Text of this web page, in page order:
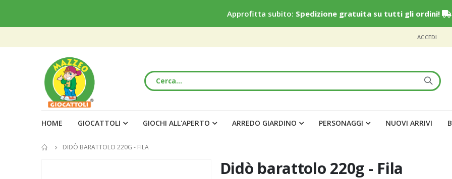
Approfitta subito: Spedizione gratuita su tutti gli ordini!
ACCEDI
HOME GIOCATTOLI GIOCHI ALL'APERTO ARREDO GIARDINO PERSONAGGI NUOVI ARRIVI
DIDÒ BARATTOLO 220G - FILA
Didò barattolo 220g - Fila